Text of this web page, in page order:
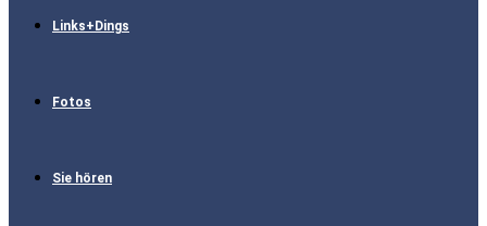
Links+Dings
Fotos
Sie hören